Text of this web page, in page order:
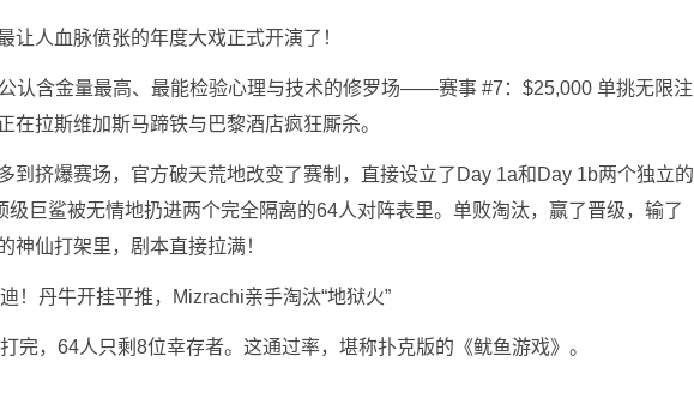
让人血脉偾张的年度大戏正式开演了！
认含金量最高、最能检验心理与技术的修罗场——赛事 #7：$25,000 单挑无限注
在拉斯维加斯马蹄铁与巴黎酒店疯狂厮杀。
到挤爆赛场，官方破天荒地改变了赛制，直接设立了Day 1a和Day 1b两个独立的
级巨鲨被无情地扔进两个完全隔离的64人对阵表里。单败淘汰，赢了晋级，输了
神仙打架里，剧本直接拉满！
！丹牛开挂平推，Mizrachi亲手淘汰“地狱火”
完，64人只剩8位幸存者。这通过率，堪称扑克版的《鱿鱼游戏》。